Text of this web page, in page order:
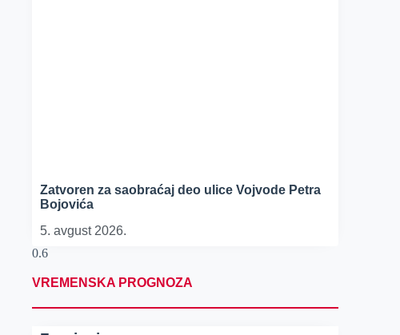
Zatvoren za saobraćaj deo ulice Vojvode Petra
Bojovića
5. avgust 2026.
VREMENSKA PROGNOZA